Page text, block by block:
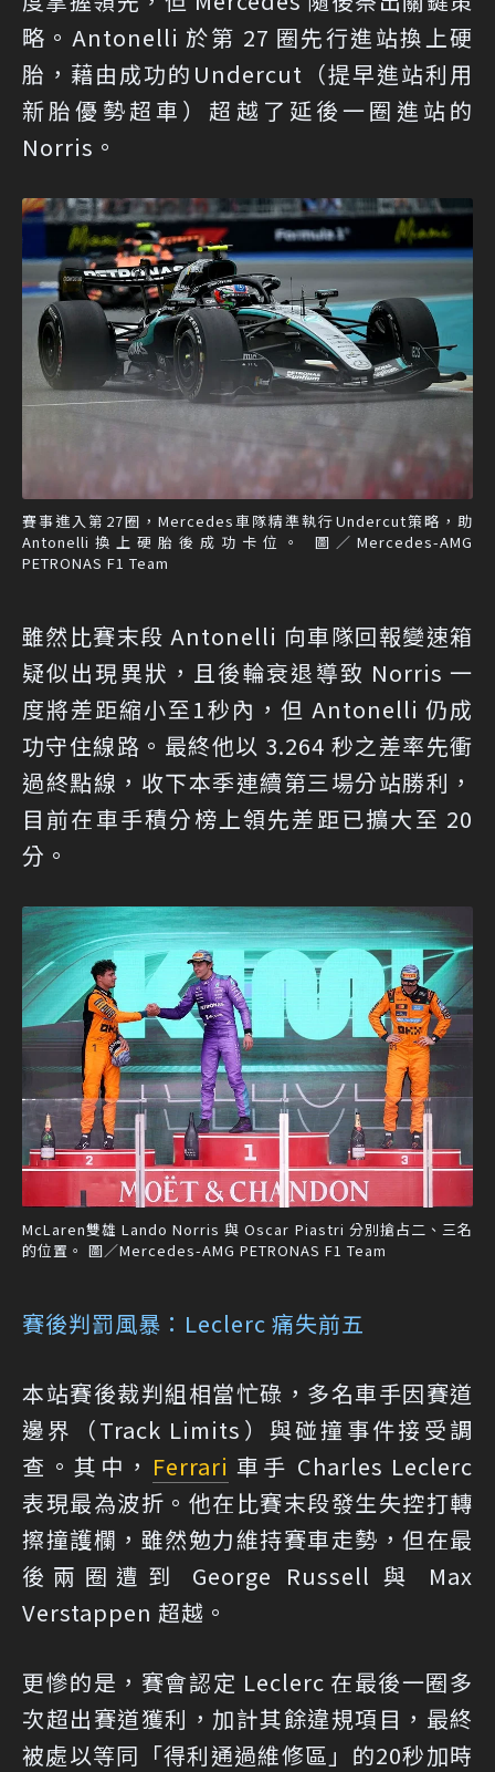
略。Antonelli 於第 27 圈先行進站換上硬
胎，藉由成功的Undercut（提早進站利用
新胎優勢超車）超越了延後一圈進站的
Norris。
賽事進入第27圈，Mercedes車隊精準執行Undercut策略，助
Antonelli換上硬胎後成功卡位。 圖／Mercedes-AMG
PETRONAS F1 Team
雖然比賽末段 Antonelli 向車隊回報變速箱
疑似出現異狀，且後輪衰退導致 Norris 一
度將差距縮小至1秒內，但 Antonelli 仍成
功守住線路。最終他以 3.264 秒之差率先衝
過終點線，收下本季連續第三場分站勝利，
目前在車手積分榜上領先差距已擴大至 20
分。
McLaren雙雄 Lando Norris 與 Oscar Piastri 分別搶占二、三名
的位置。 圖／Mercedes-AMG PETRONAS F1 Team
賽後判罰風暴：Leclerc 痛失前五
本站賽後裁判組相當忙碌，多名車手因賽道
邊界（Track Limits）與碰撞事件接受調
查。其中， Ferrari 車手 Charles Leclerc
表現最為波折。他在比賽末段發生失控打轉
擦撞護欄，雖然勉力維持賽車走勢，但在最
後兩圈遭到 George Russell 與 Max
Verstappen 超越。
更慘的是，賽會認定 Leclerc 在最後一圈多
次超出賽道獲利，加計其餘違規項目，最終
被處以等同「得利通過維修區」的20秒加時